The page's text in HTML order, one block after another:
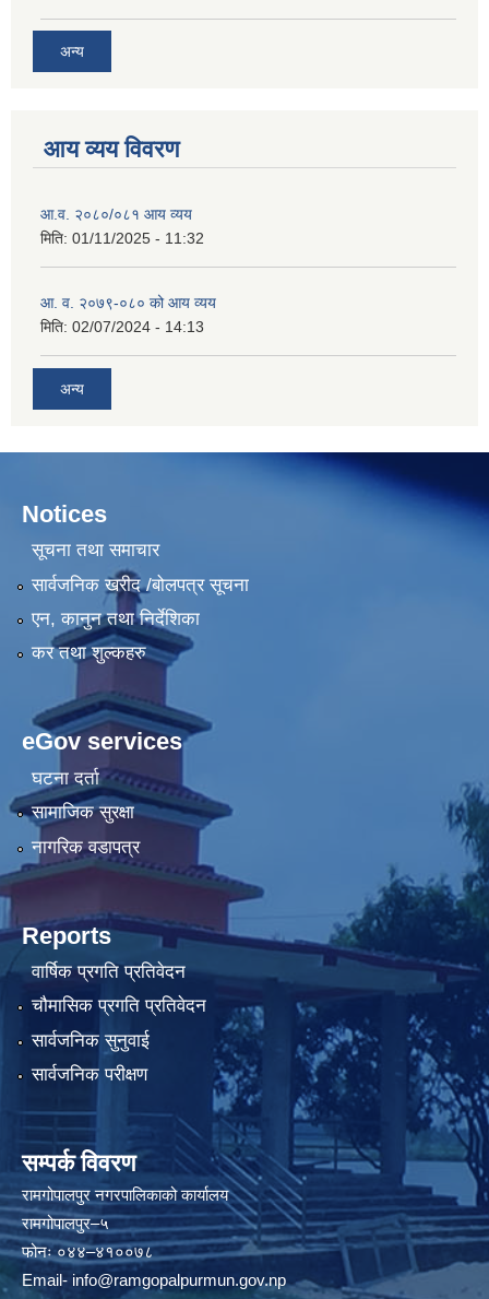
अन्य
आय व्यय विवरण
आ.व. २०८०/०८१ आय व्यय
मिति: 01/11/2025 - 11:32
आ. व. २०७९-०८० को आय व्यय
मिति: 02/07/2024 - 14:13
अन्य
Notices
सूचना तथा समाचार
सार्वजनिक खरीद /बोलपत्र सूचना
एन, कानुन तथा निर्देशिका
कर तथा शुल्कहरु
eGov services
घटना दर्ता
सामाजिक सुरक्षा
नागरिक वडापत्र
Reports
वार्षिक प्रगति प्रतिवेदन
चौमासिक प्रगति प्रतिवेदन
सार्वजनिक सुनुवाई
सार्वजनिक परीक्षण
सम्पर्क विवरण
रामगोपालपुर नगरपालिकाको कार्यालय
रामगोपालपुर–५
फोनः ०४४–४१००७८
Email- info@ramgopalpurmun.gov.np